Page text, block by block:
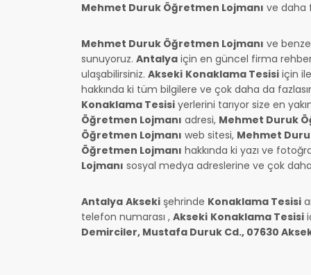
Mehmet Duruk Öğretmen Lojmanı ve daha
Mehmet Duruk Öğretmen Lojmanı ve
sunuyoruz. Antalya için en güncel firma
ulaşabilirsiniz. Akseki Konaklama Tesisi için
hakkında ki tüm bilgilere ve çok daha da
Konaklama Tesisi yerlerini tarıyor size en
Öğretmen Lojmanı adresi, Mehmet Duruk
Öğretmen Lojmanı web sitesi, Mehmet
Öğretmen Lojmanı hakkında ki yazı ve
Lojmanı sosyal medya adreslerine ve çok
Antalya Akseki şehrinde Konaklama Tesisi
telefon numarası , Akseki Konaklama Tesisi
Demirciler, Mustafa Duruk Cd., 07630